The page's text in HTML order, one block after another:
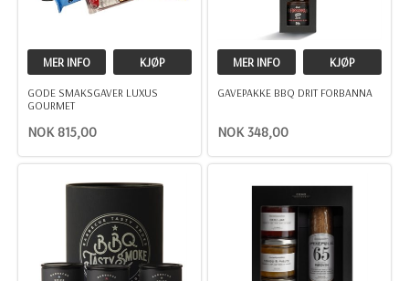
MER INFO KJØP
GODE SMAKSGAVER LUXUS
GOURMET
NOK 815,00
MER INFO KJØP
GAVEPAKKE BBQ DRIT FORBANNA
NOK 348,00